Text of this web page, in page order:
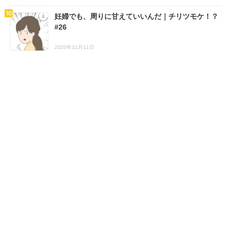
妊婦でも、周りに甘えていいんだ｜チリツモケ！？
#26
2020年11月11日